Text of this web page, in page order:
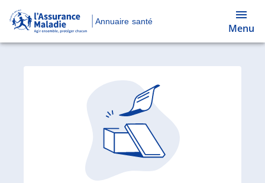
Annuaire santé
Menu